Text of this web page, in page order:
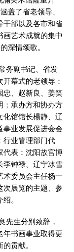
盖了省老领导、
干部以及各市和省
画艺术成就的集中
深情颂歌。
务副书记、省发
幕式的老领导：
忠、赵新良、姜笑
；承办方和协办方
化馆馆长楊静、辽
事业发展促进会会
行业管理部门代
代表：沈阳故宫博
李钟禄、辽宁冰雪
术委员会主任杨一
次展览的主题、参
。
生分别致辞，
年书画事业取得更
贡献。